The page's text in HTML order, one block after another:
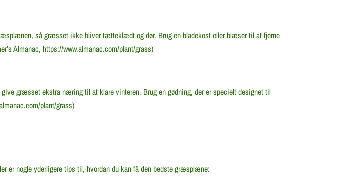
så græsset ikke bliver tætteklædt og dør. Brug en bladekost eller blæser til at fjerne
Almanac, https://www.almanac.com/plant/grass)
græsset ekstra næring til at klare vinteren. Brug en gødning, der er specielt designet til
plant/grass)
er nogle yderligere tips til, hvordan du kan få den bedste græsplæne: